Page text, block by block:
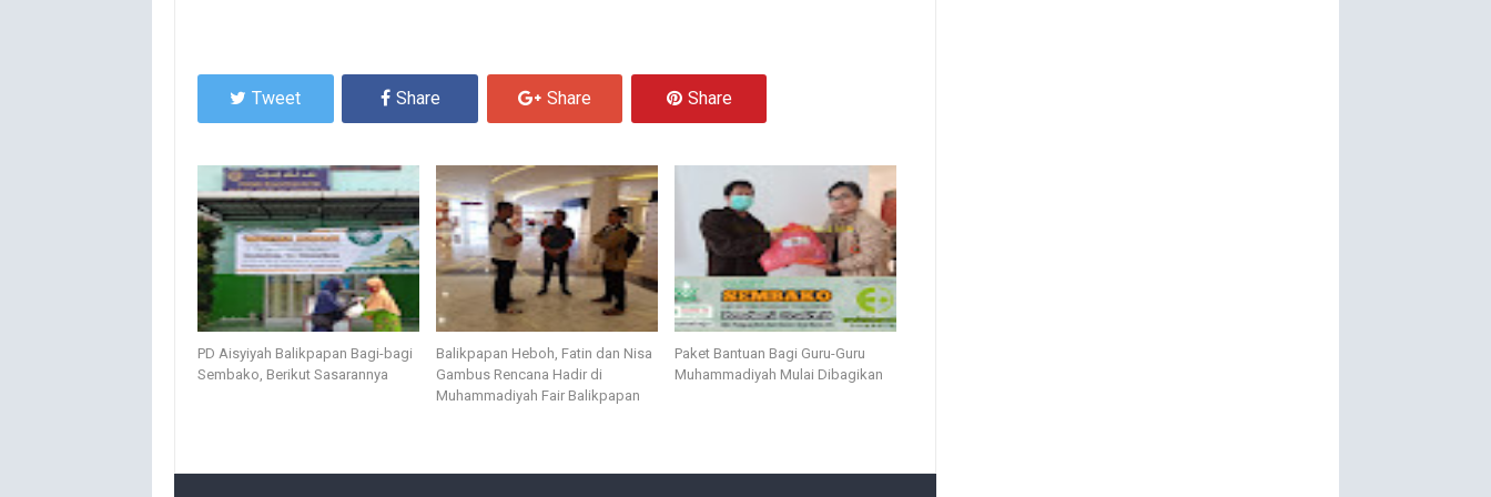
Tweet Share Share Share
PD Aisyiyah Balikpapan Bagi-bagi
Sembako, Berikut Sasarannya
Balikpapan Heboh, Fatin dan Nisa
Gambus Rencana Hadir di
Muhammadiyah Fair Balikpapan
Paket Bantuan Bagi Guru-Guru
Muhammadiyah Mulai Dibagikan